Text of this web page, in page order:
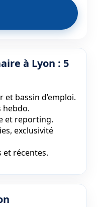
à Lyon : 5
et bassin d’emploi.
hebdo.
et reporting.
exclusivité
récentes.